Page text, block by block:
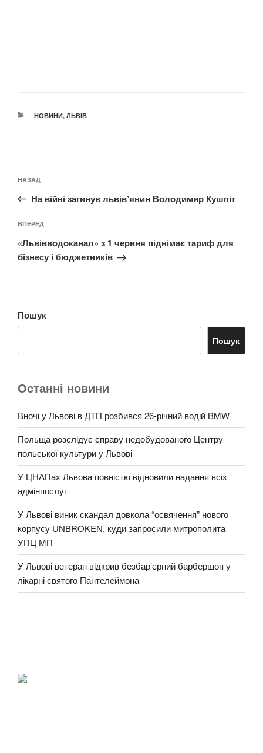
КАТЕГОРІЇ
НОВИНИ, ЛЬВІВ
записів
Попередній
запис:
НАЗАД
На війні загинув львів’янин Володимир Кушпіт
Наступний
запис
ВПЕРЕД
«Львівводоканал» з 1 червня піднімає тариф для
бізнесу і бюджетників
Пошук
Пошук
Останні новини
Вночі у Львові в ДТП розбився 26-річний водій BMW
Польща розслідує справу недобудованого Центру
польської культури у Львові
У ЦНАПах Львова повністю відновили надання всіх
адмінпослуг
У Львові виник скандал довкола “освячення” нового
корпусу UNBROKEN, куди запросили митрополита
УПЦ МП
У Львові ветеран відкрив безбар’єрний барбершоп у
лікарні святого Пантелеймона